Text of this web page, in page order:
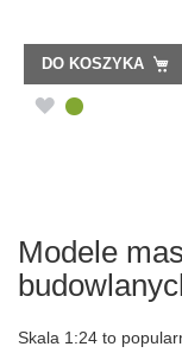
DO KOSZYKA
DODAJ
Modele
Skala 1:24 to